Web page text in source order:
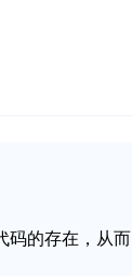
码的存在，从而